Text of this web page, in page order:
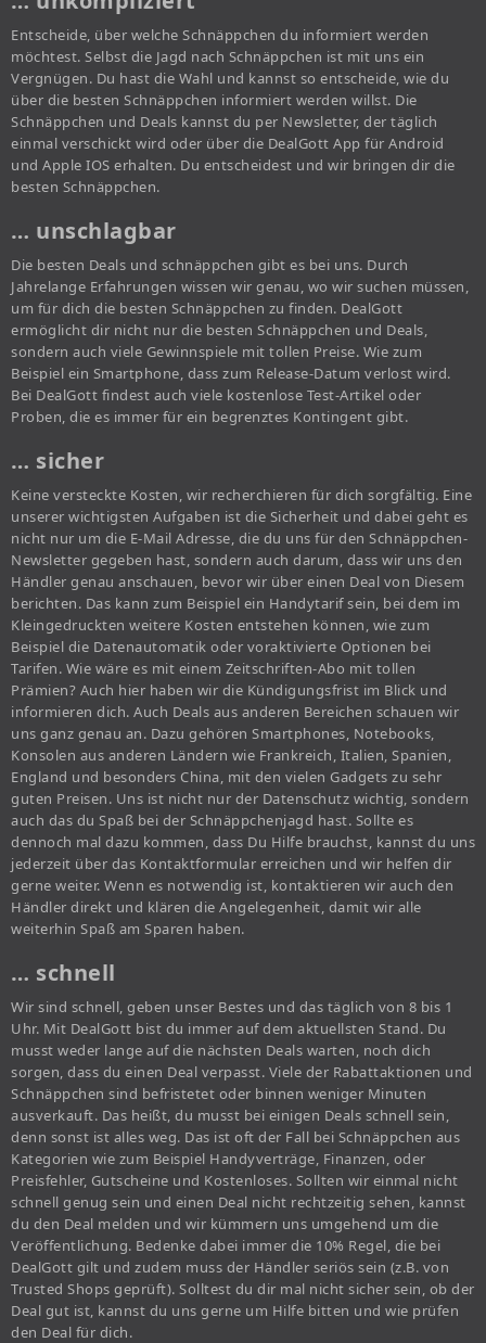
Entscheide, über welche Schnäppchen du informiert werden
möchtest. Selbst die Jagd nach Schnäppchen ist mit uns ein
Vergnügen. Du hast die Wahl und kannst so entscheide, wie du
über die besten Schnäppchen informiert werden willst. Die
Schnäppchen und Deals kannst du per Newsletter, der täglich
einmal verschickt wird oder über die DealGott App für Android
und Apple IOS erhalten. Du entscheidest und wir bringen dir die
besten Schnäppchen.
… unschlagbar
Die besten Deals und schnäppchen gibt es bei uns. Durch
Jahrelange Erfahrungen wissen wir genau, wo wir suchen müssen,
um für dich die besten Schnäppchen zu finden. DealGott
ermöglicht dir nicht nur die besten Schnäppchen und Deals,
sondern auch viele Gewinnspiele mit tollen Preise. Wie zum
Beispiel ein Smartphone, dass zum Release-Datum verlost wird.
Bei DealGott findest auch viele kostenlose Test-Artikel oder
Proben, die es immer für ein begrenztes Kontingent gibt.
… sicher
Keine versteckte Kosten, wir recherchieren für dich sorgfältig. Eine
unserer wichtigsten Aufgaben ist die Sicherheit und dabei geht es
nicht nur um die E-Mail Adresse, die du uns für den Schnäppchen-
Newsletter gegeben hast, sondern auch darum, dass wir uns den
Händler genau anschauen, bevor wir über einen Deal von Diesem
berichten. Das kann zum Beispiel ein Handytarif sein, bei dem im
Kleingedruckten weitere Kosten entstehen können, wie zum
Beispiel die Datenautomatik oder voraktivierte Optionen bei
Tarifen. Wie wäre es mit einem Zeitschriften-Abo mit tollen
Prämien? Auch hier haben wir die Kündigungsfrist im Blick und
informieren dich. Auch Deals aus anderen Bereichen schauen wir
uns ganz genau an. Dazu gehören Smartphones, Notebooks,
Konsolen aus anderen Ländern wie Frankreich, Italien, Spanien,
England und besonders China, mit den vielen Gadgets zu sehr
guten Preisen. Uns ist nicht nur der Datenschutz wichtig, sondern
auch das du Spaß bei der Schnäppchenjagd hast. Sollte es
dennoch mal dazu kommen, dass Du Hilfe brauchst, kannst du uns
jederzeit über das Kontaktformular erreichen und wir helfen dir
gerne weiter. Wenn es notwendig ist, kontaktieren wir auch den
Händler direkt und klären die Angelegenheit, damit wir alle
weiterhin Spaß am Sparen haben.
… schnell
Wir sind schnell, geben unser Bestes und das täglich von 8 bis 1
Uhr. Mit DealGott bist du immer auf dem aktuellsten Stand. Du
musst weder lange auf die nächsten Deals warten, noch dich
sorgen, dass du einen Deal verpasst. Viele der Rabattaktionen und
Schnäppchen sind befristetet oder binnen weniger Minuten
ausverkauft. Das heißt, du musst bei einigen Deals schnell sein,
denn sonst ist alles weg. Das ist oft der Fall bei Schnäppchen aus
Kategorien wie zum Beispiel Handyverträge, Finanzen, oder
Preisfehler, Gutscheine und Kostenloses. Sollten wir einmal nicht
schnell genug sein und einen Deal nicht rechtzeitig sehen, kannst
du den Deal melden und wir kümmern uns umgehend um die
Veröffentlichung. Bedenke dabei immer die 10% Regel, die bei
DealGott gilt und zudem muss der Händler seriös sein (z.B. von
Trusted Shops geprüft). Solltest du dir mal nicht sicher sein, ob der
Deal gut ist, kannst du uns gerne um Hilfe bitten und wie prüfen
den Deal für dich.